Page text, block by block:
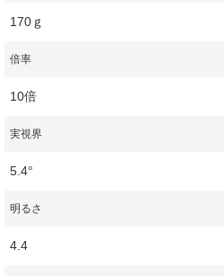
170ｇ
倍率
10倍
実視界
5.4°
明るさ
4.4